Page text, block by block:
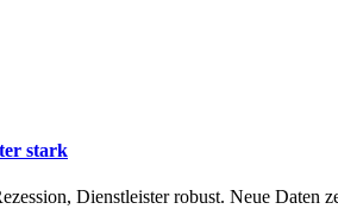
stark
Dienstleister robust. Neue Daten